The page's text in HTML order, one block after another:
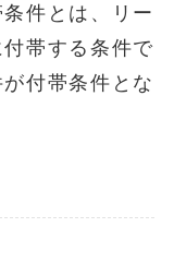
件とは、リー
帯する条件で
付帯条件とな